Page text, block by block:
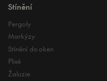
Stínění
Pergoly
Markýzy
Stínění do oken
Plisé
Žaluzie